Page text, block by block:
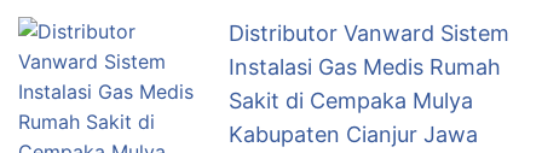
Distributor Vanward Sistem
Instalasi Gas Medis Rumah
Sakit di Cempaka Mulya
Kabupaten Cianjur Jawa